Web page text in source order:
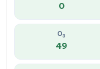
0
O3
49